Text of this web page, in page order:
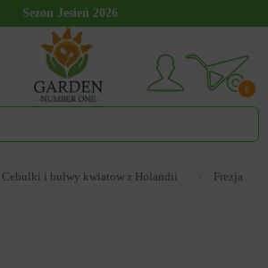
Sezon Jesień 2026
0
Cebulki i bulwy kwiatow z Holandii Frezja